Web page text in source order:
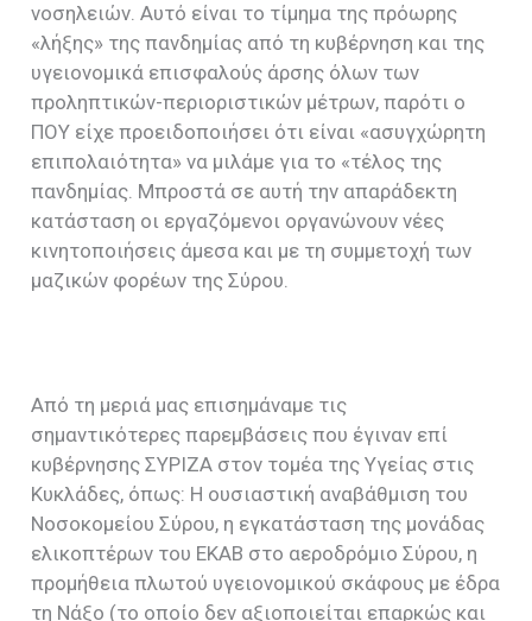
νοσηλειών. Αυτό είναι το τίμημα της πρόωρης
«λήξης» της πανδημίας από τη κυβέρνηση και της
υγειονομικά επισφαλούς άρσης όλων των
προληπτικών-περιοριστικών μέτρων, παρότι ο
ΠΟΥ είχε προειδοποιήσει ότι είναι «ασυγχώρητη
επιπολαιότητα» να μιλάμε για το «τέλος της
πανδημίας. Μπροστά σε αυτή την απαράδεκτη
κατάσταση οι εργαζόμενοι οργανώνουν νέες
κινητοποιήσεις άμεσα και με τη συμμετοχή των
μαζικών φορέων της Σύρου.
Από τη μεριά μας επισημάναμε τις
σημαντικότερες παρεμβάσεις που έγιναν επί
κυβέρνησης ΣΥΡΙΖΑ στον τομέα της Υγείας στις
Κυκλάδες, όπως: Η ουσιαστική αναβάθμιση του
Νοσοκομείου Σύρου, η εγκατάσταση της μονάδας
ελικοπτέρων του ΕΚΑΒ στο αεροδρόμιο Σύρου, η
προμήθεια πλωτού υγειονομικού σκάφους με έδρα
τη Νάξο (το οποίο δεν αξιοποιείται επαρκώς και